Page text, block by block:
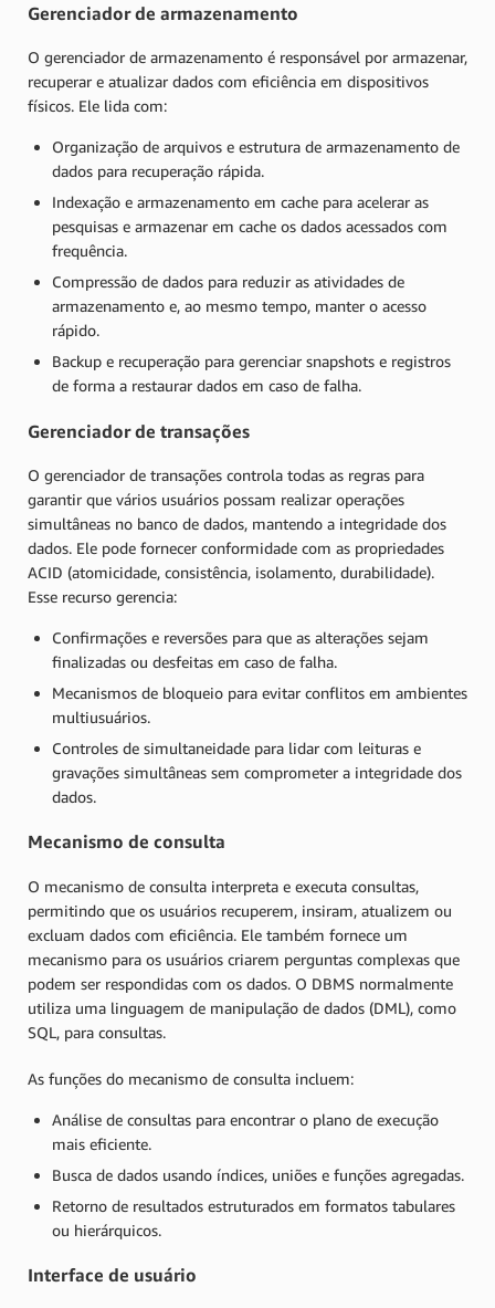
Gerenciador de armazenamento
O gerenciador de armazenamento é responsável por armazenar,
recuperar e atualizar dados com eficiência em dispositivos
físicos. Ele lida com:
Organização de arquivos e estrutura de armazenamento de
dados para recuperação rápida.
Indexação e armazenamento em cache para acelerar as
pesquisas e armazenar em cache os dados acessados com
frequência.
Compressão de dados para reduzir as atividades de
armazenamento e, ao mesmo tempo, manter o acesso
rápido.
Backup e recuperação para gerenciar snapshots e registros
de forma a restaurar dados em caso de falha.
Gerenciador de transações
O gerenciador de transações controla todas as regras para
garantir que vários usuários possam realizar operações
simultâneas no banco de dados, mantendo a integridade dos
dados. Ele pode fornecer conformidade com as propriedades
ACID (atomicidade, consistência, isolamento, durabilidade).
Esse recurso gerencia:
Confirmações e reversões para que as alterações sejam
finalizadas ou desfeitas em caso de falha.
Mecanismos de bloqueio para evitar conflitos em ambientes
multiusuários.
Controles de simultaneidade para lidar com leituras e
gravações simultâneas sem comprometer a integridade dos
dados.
Mecanismo de consulta
O mecanismo de consulta interpreta e executa consultas,
permitindo que os usuários recuperem, insiram, atualizem ou
excluam dados com eficiência. Ele também fornece um
mecanismo para os usuários criarem perguntas complexas que
podem ser respondidas com os dados. O DBMS normalmente
utiliza uma linguagem de manipulação de dados (DML), como
SQL, para consultas.
As funções do mecanismo de consulta incluem:
Análise de consultas para encontrar o plano de execução
mais eficiente.
Busca de dados usando índices, uniões e funções agregadas.
Retorno de resultados estruturados em formatos tabulares
ou hierárquicos.
Interface de usuário